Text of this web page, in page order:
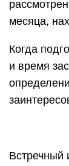
месяца,
Когда
и время
Встречный